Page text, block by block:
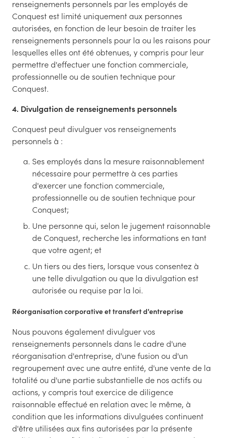
renseignements personnels par les employés de
Conquest est limité uniquement aux personnes
autorisées, en fonction de leur besoin de traiter les
renseignements personnels pour la ou les raisons pour
lesquelles elles ont été obtenues, y compris pour leur
permettre d'effectuer une fonction commerciale,
professionnelle ou de soutien technique pour
Conquest.
4. Divulgation de renseignements personnels
Conquest peut divulguer vos renseignements
personnels à :
Ses employés dans la mesure raisonnablement
nécessaire pour permettre à ces parties
d'exercer une fonction commerciale,
professionnelle ou de soutien technique pour
Conquest;
Une personne qui, selon le jugement raisonnable
de Conquest, recherche les informations en tant
que votre agent; et
Un tiers ou des tiers, lorsque vous consentez à
une telle divulgation ou que la divulgation est
autorisée ou requise par la loi.
Réorganisation corporative et transfert d'entreprise
Nous pouvons également divulguer vos
renseignements personnels dans le cadre d'une
réorganisation d'entreprise, d'une fusion ou d'un
regroupement avec une autre entité, d'une vente de la
totalité ou d'une partie substantielle de nos actifs ou
actions, y compris tout exercice de diligence
raisonnable effectué en relation avec le même, à
condition que les informations divulguées continuent
d'être utilisées aux fins autorisées par la présente